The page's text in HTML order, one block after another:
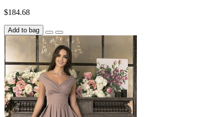
$184.68
Add to bag